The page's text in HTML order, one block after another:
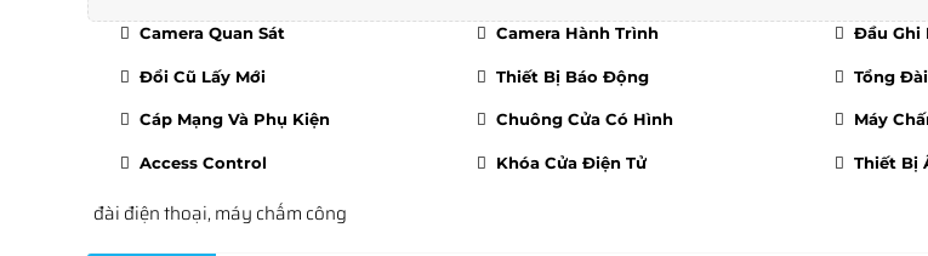
Camera Quan Sát Camera Hành Trình Đầu Ghi
Đổi Cũ Lấy Mới Thiết Bị Báo Động Tổng
Cáp Mạng Và Phụ Kiện Chuông Cửa Có Hình Máy
Access Control Khóa Cửa Điện Tử Thiết Bị
đài điện thoại, máy chấm công